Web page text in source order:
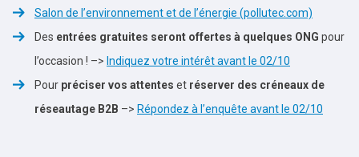
Salon de l’environnement et de l’énergie (pollutec.com)
Des entrées gratuites seront offertes à quelques ONG pour
l’occasion ! –> Indiquez votre intérêt avant le 02/10
Pour préciser vos attentes et réserver des créneaux de
réseautage B2B –> Répondez à l’enquête avant le 02/10